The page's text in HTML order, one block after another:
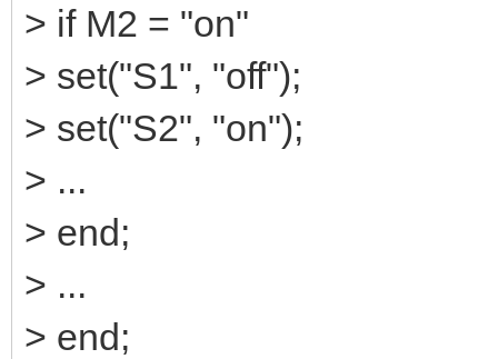
> if M2 = "on"
> set("S1", "off");
> set("S2", "on");
> ...
> end;
> ...
> end;